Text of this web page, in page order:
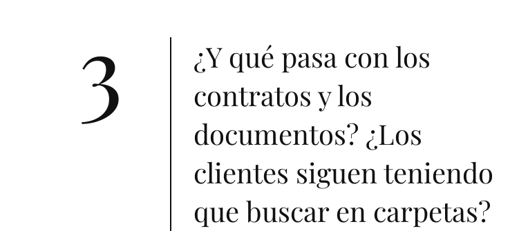
3
¿Y qué pasa con los
contratos y los
documentos? ¿Los
clientes siguen teniendo
que buscar en carpetas?